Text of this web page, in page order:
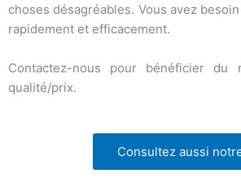
choses désagréables. Vous avez
rapidement et efficacement.
Contactez-nous pour bénéficier du
qualité/prix.
Consultez aussi